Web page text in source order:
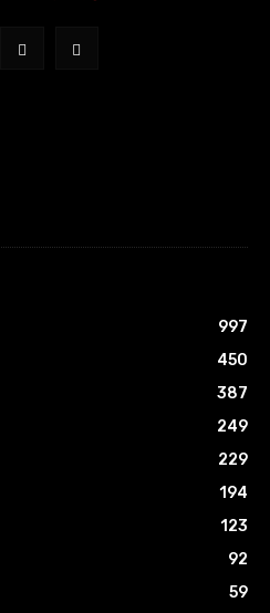
997
450
387
249
229
194
123
92
59